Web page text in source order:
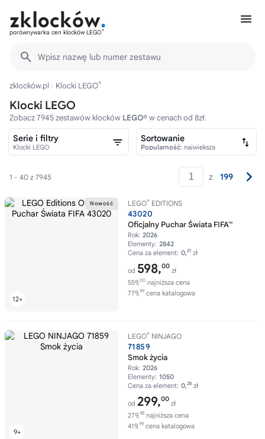
porównywarka cen klocków LEGO®
Wpisz nazwę lub numer zestawu
zklocków.pl Klocki LEGO®
Klocki LEGO
Zobacz 7945 zestawów klocków LEGO®w cenach od 8zł.
1 - 40 z 7945 z 199
LEGO® EDITIONS
43020
Oficjalny Puchar Świata FIFA™
Rok: 2026
Elementy: 2842
Cena za element: 0,21 zł
od 598,00
zł
559,00 najniższa cena
779,99 cena katalogowa
LEGO® NINJAGO
71859
Smok życia
Rok: 2026
Elementy: 1050
Cena za element: 0,28 zł
od 299,00
zł
279,98 najniższa cena
419,99 cena katalogowa
Serie i filtry
Klocki LEGO
Sortowanie
Popularność: największa